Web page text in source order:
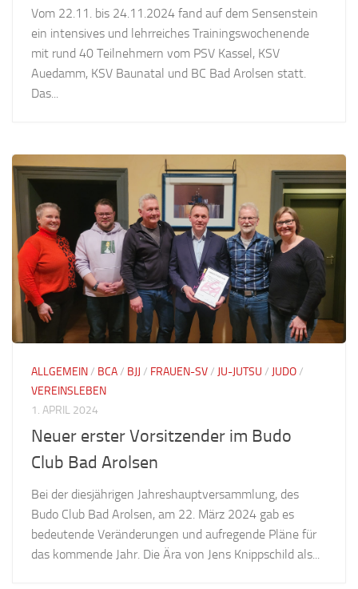
Vom 22.11. bis 24.11.2024 fand auf dem Sensenstein
ein intensives und lehrreiches Trainingswochenende
mit rund 40 Teilnehmern vom PSV Kassel, KSV
Auedamm, KSV Baunatal und BC Bad Arolsen statt.
Das...
ALLGEMEIN/ BCA/ BJJ / FRAUEN-SV/ JU-JUTSU / JUDO/
VEREINSLEBEN
1. APRIL 2024
Neuer erster Vorsitzender im Budo
Club Bad Arolsen
Bei der diesjährigen Jahreshauptversammlung, des
Budo Club Bad Arolsen, am 22. März 2024 gab es
bedeutende Veränderungen und aufregende Pläne für
das kommende Jahr. Die Ära von Jens Knippschild als...